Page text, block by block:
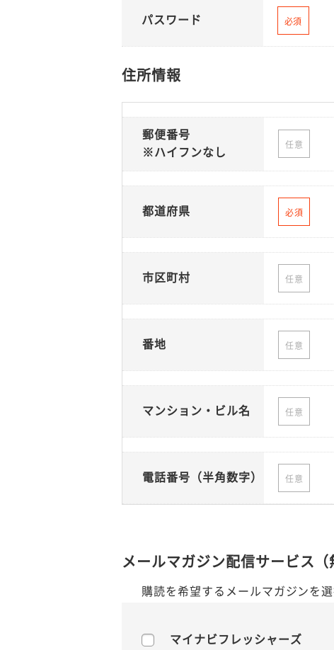
パスワード 必須
住所情報
郵便番号
※ハイフンなし
任意
都道府県 必須
市区町村 任意
番地 任意
マンション・ビル名 任意
電話番号（半角数字） 任意
メールマガジン配信サービス（
購読を希望するメールマガジンを選
マイナビフレッシャーズ